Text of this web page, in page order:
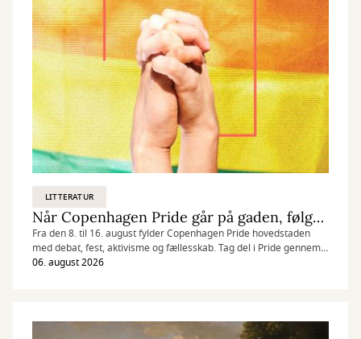
LITTERATUR
Når Copenhagen Pride går på gaden, følger litteraturen med
Fra den 8. til 16. august fylder Copenhagen Pride hovedstaden
med debat, fest, aktivisme og fællesskab. Tag del i Pride gennem
bøger om queer liv, kærlighed og retten til at være sig selv.
06. august 2026